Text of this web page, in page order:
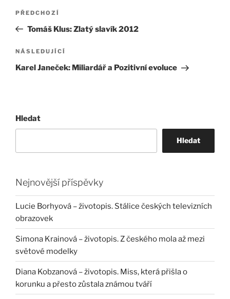
Navigace
příspěvek
Předchozí
příspěvek
PŘEDCHOZÍ
Tomáš Klus: Zlatý slavík 2012
Následující
příspěvek
NÁSLEDUJÍCÍ
Karel Janeček: Miliardář a Pozitivní evoluce
Hledat
Hledat
Nejnovější příspěvky
Lucie Borhyová – životopis. Stálice českých televizních
obrazovek
Simona Krainová – životopis. Z českého mola až mezi
světové modelky
Diana Kobzanová – životopis. Miss, která přišla o
korunku a přesto zůstala známou tváří